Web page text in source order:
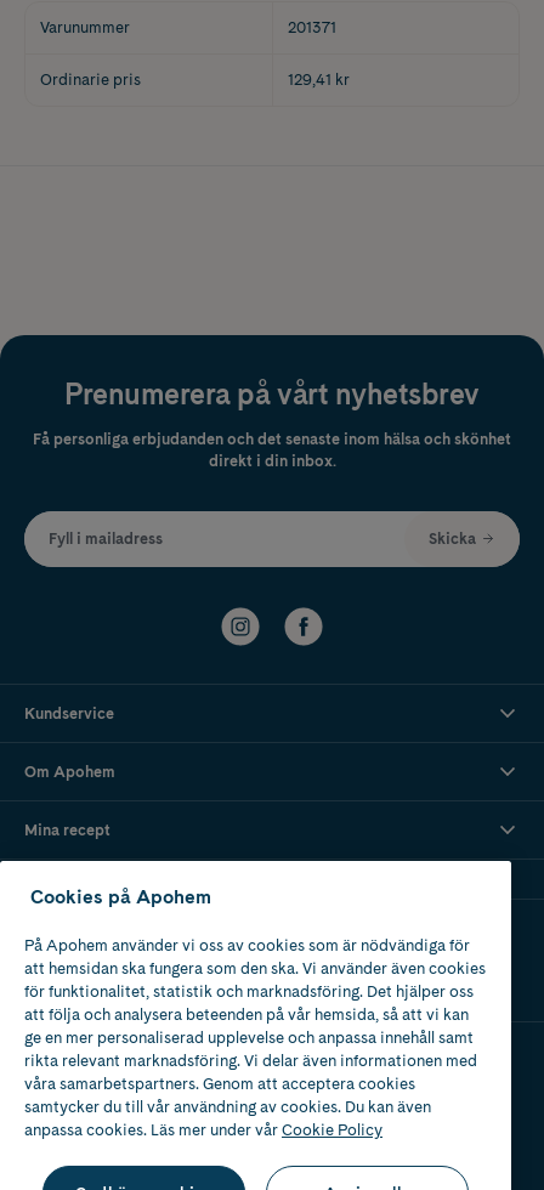
Varunummer 201371
Ordinarie pris 129,41 kr
Prenumerera på vårt nyhetsbrev
Få personliga erbjudanden och det senaste inom hälsa och skönhet
direkt i din inbox.
Fyll i mailadress Skicka
Kundservice
Om Apohem
Mina recept
Apotek med tillstånd
av Läkemedelsverket
Cookies på Apohem
På Apohem använder vi oss av cookies som är nödvändiga för
att hemsidan ska fungera som den ska. Vi använder även cookies
för funktionalitet, statistik och marknadsföring. Det hjälper oss
att följa och analysera beteenden på vår hemsida, så att vi kan
ge en mer personaliserad upplevelse och anpassa innehåll samt
rikta relevant marknadsföring. Vi delar även informationen med
våra samarbetspartners. Genom att acceptera cookies
samtycker du till vår användning av cookies. Du kan även
anpassa cookies. Läs mer under vårCookie Policy